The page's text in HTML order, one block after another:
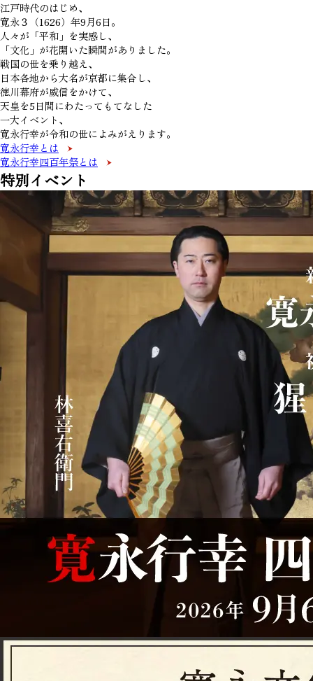
江戸時代のはじめ、
寛永３（1626）年9月6日。
人々が「平和」を実感し、
「文化」が花開いた瞬間がありました。
戦国の世を乗り越え、
日本各地から大名が京都に集合し、
徳川幕府が威信をかけて、
天皇を5日間にわたってもてなした
一大イベント、
寛永行幸が令和の世によみがえります。
寛永行幸とは
寛永行幸四百年祭とは
特別イベント